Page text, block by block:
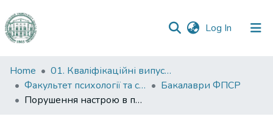
Log In (current)
Communities
&
Collections
Home
01. Кваліфікаційні випускні роботи здобувачів вищої освіти
Факультет психології та соціальної роботи
Бакалаври ФПСР
Порушення настрою в пацієнтів з постковідним синдромом